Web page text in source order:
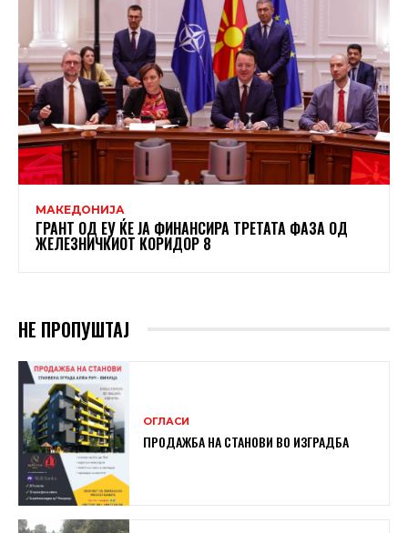
МАКЕДОНИЈА
ГРАНТ ОД ЕУ ЌЕ ЈА ФИНАНСИРА ТРЕТАТА ФАЗА ОД
ЖЕЛЕЗНИЧКИОТ КОРИДОР 8
НЕ ПРОПУШТАЈ
ОГЛАСИ
ПРОДАЖБА НА СТАНОВИ ВО ИЗГРАДБА